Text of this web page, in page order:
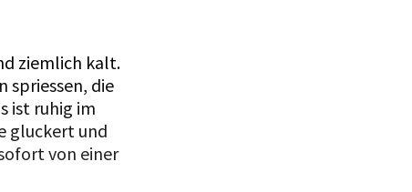
ziemlich kalt.
spriessen, die
ist ruhig im
gluckert und
von einer